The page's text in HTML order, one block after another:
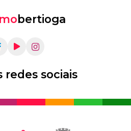
bertioga
redes sociais